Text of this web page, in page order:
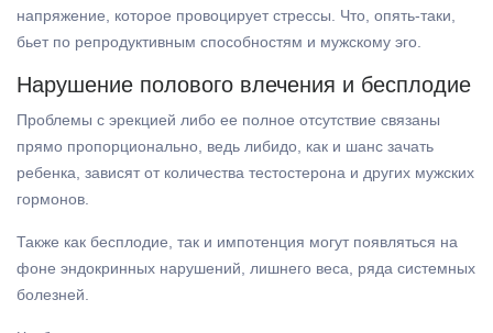
напряжение, которое провоцирует стрессы. Что, опять-таки,
бьет по репродуктивным способностям и мужскому эго.
Нарушение полового влечения и бесплодие
Проблемы с эрекцией либо ее полное отсутствие связаны
прямо пропорционально, ведь либидо, как и шанс зачать
ребенка, зависят от количества тестостерона и других мужских
гормонов.
Также как бесплодие, так и импотенция могут появляться на
фоне эндокринных нарушений, лишнего веса, ряда системных
болезней.